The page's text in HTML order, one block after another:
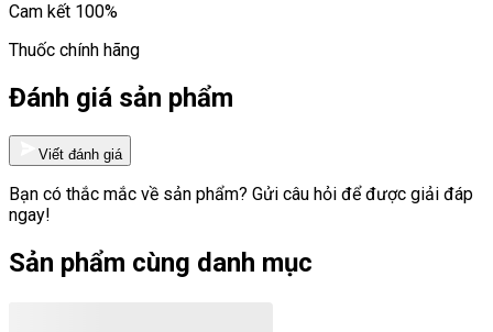
Cam kết 100%
Thuốc chính hãng
Đánh giá sản phẩm
Viết đánh giá
Bạn có thắc mắc về sản phẩm? Gửi câu hỏi để được giải đáp
ngay!
Sản phẩm cùng danh mục